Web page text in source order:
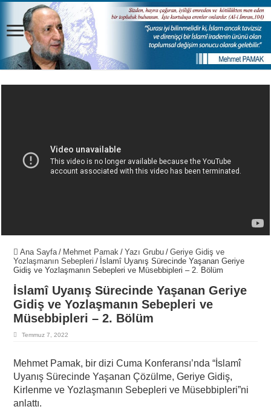
Ana Sayfa / Mehmet Pamak / Yazı Grubu / Geriye Gidiş ve
Yozlaşmanın Sebepleri / İslamî Uyanış Sürecinde Yaşanan Geriye
Gidiş ve Yozlaşmanın Sebepleri ve Müsebbipleri – 2. Bölüm
İslamî Uyanış Sürecinde Yaşanan Geriye
Gidiş ve Yozlaşmanın Sebepleri ve
Müsebbipleri – 2. Bölüm
Temmuz 7, 2022
Mehmet Pamak, bir dizi Cuma Konferansı’nda “İslamî
Uyanış Sürecinde Yaşanan Çözülme, Geriye Gidiş,
Kirlenme ve Yozlaşmanın Sebepleri ve Müsebbipleri”ni
anlattı.